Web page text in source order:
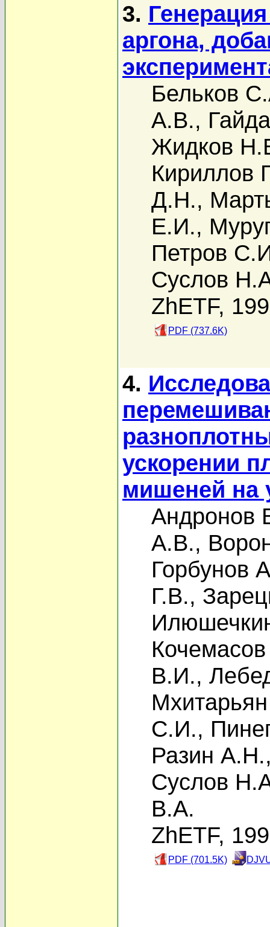
3.
аргона,
Бельков
А.В.,
Жидков
Кириллов
Д.Н.,
Е.И.,
Петров
Суслов
ZhETF,
PDF (737.6K)
4.
ускорении
мишеней на
Андронов
А.В.,
Горбунов
Г.В.,
Кочемасов
В.И.,
С.И.,
Разин А.Н.
Суслов
В.А.
ZhETF,
PDF (701.5K)